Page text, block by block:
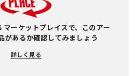
マーケットプレイスで、このアー
があるか確認してみましょう
詳しく見る